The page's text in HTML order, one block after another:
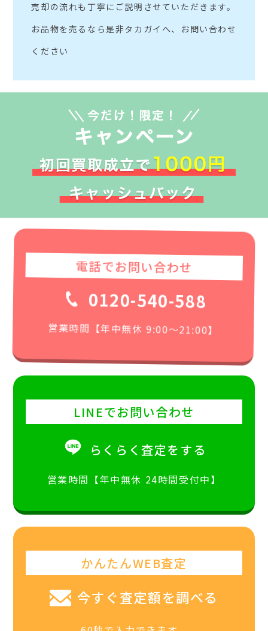
売却の流れも丁寧にご説明させていただきます。
お品物を売るなら是非タカガイへ、お問い合わせ
ください
電話でお問い合わせ
0120-540-588
営業時間【年中無休 9:00〜21:00】
LINEでお問い合わせ
らくらく査定をする
営業時間【年中無休 24時間受付中】
かんたんWEB査定
今すぐ査定額を調べる